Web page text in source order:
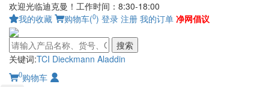
欢迎光临迪克曼！工作时间：8:30-18:00
我的收藏
购物车(0) 登录 注册 我的订单 净网倡议
搜索
关键词:TCI Dieckmann Aladdin
0购物车